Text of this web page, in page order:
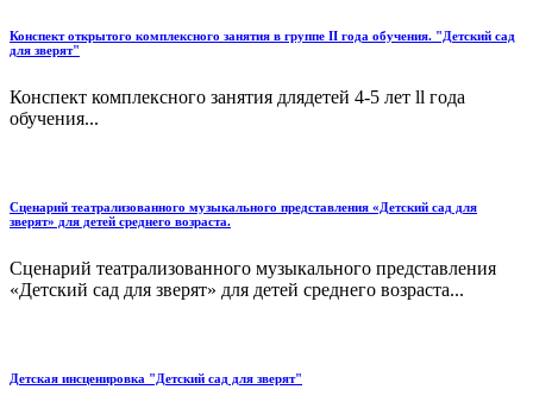
Конспект открытого комплексного занятия в группе II года обучения. "Детский сад
для зверят"
Конспект комплексного занятия длядетей 4-5 лет ll года
обучения...
Сценарий театрализованного музыкального представления «Детский сад для
зверят» для детей среднего возраста.
Сценарий театрализованного музыкального представления
«Детский сад для зверят» для детей среднего возраста...
Детская инсценировка "Детский сад для зверят"